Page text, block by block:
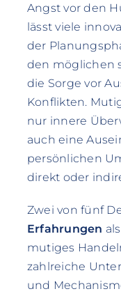
Angst vor den
lässt viele
der
den möglichen
die Sorge vor
Konflikten.
nur innere
auch eine
persönlichen
direkt oder
Zwei von fünf
Erfahrungen
mutiges
zahlreiche
und